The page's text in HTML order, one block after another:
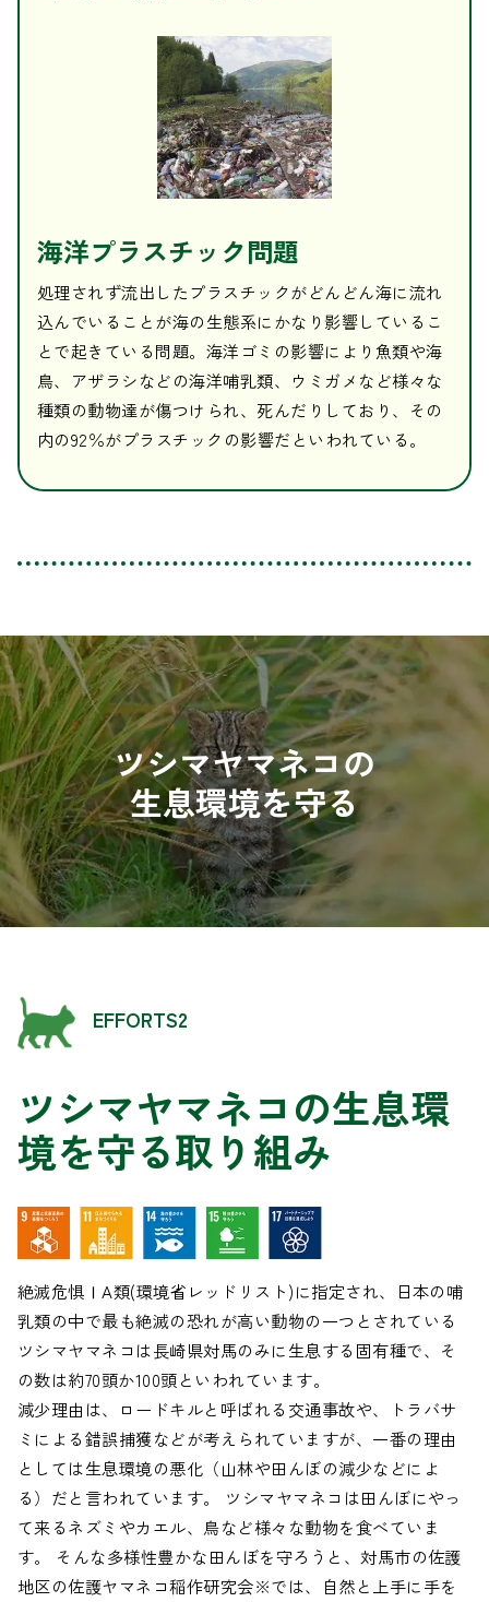
海洋プラスチック問題
処理されず流出したプラスチックがどんどん海に流れ
込んでいることが海の生態系にかなり影響しているこ
とで起きている問題。海洋ゴミの影響により魚類や海
鳥、アザラシなどの海洋哺乳類、ウミガメなど様々な
種類の動物達が傷つけられ、死んだりしており、その
内の92％がプラスチックの影響だといわれている。
ツシマヤマネコの
生息環境を守る
EFFORTS2
ツシマヤマネコの生息環
境を守る取り組み
絶滅危惧ⅠA類(環境省レッドリスト)に指定され、日本の哺
乳類の中で最も絶滅の恐れが高い動物の一つとされている
ツシマヤマネコは長崎県対馬のみに生息する固有種で、そ
の数は約70頭か100頭といわれています。
減少理由は、ロードキルと呼ばれる交通事故や、トラバサ
ミによる錯誤捕獲などが考えられていますが、一番の理由
としては生息環境の悪化（山林や田んぼの減少などによ
る）だと言われています。 ツシマヤマネコは田んぼにやっ
て来るネズミやカエル、鳥など様々な動物を食べていま
す。 そんな多様性豊かな田んぼを守ろうと、対馬市の佐護
地区の佐護ヤマネコ稲作研究会※では、自然と上手に手を